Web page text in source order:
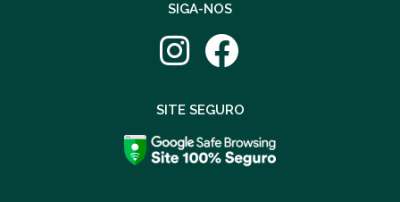
SIGA-NOS
SITE SEGURO